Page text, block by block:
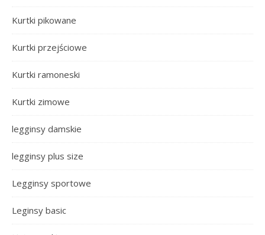
Kurtki pikowane
Kurtki przejściowe
Kurtki ramoneski
Kurtki zimowe
legginsy damskie
legginsy plus size
Legginsy sportowe
Leginsy basic